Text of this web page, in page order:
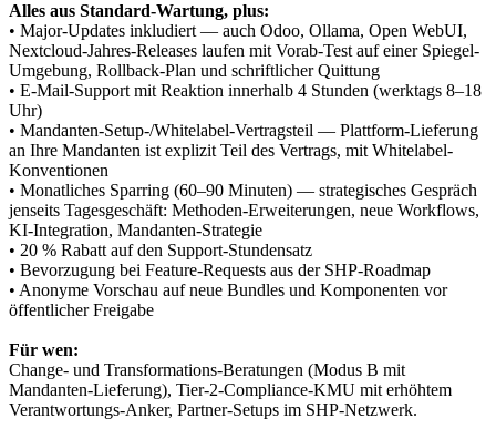
Alles aus Standard-Wartung, plus:
• Major-Updates inkludiert — auch Odoo, Ollama, Open WebUI,
Nextcloud-Jahres-Releases laufen mit Vorab-Test auf einer Spiegel-
Umgebung, Rollback-Plan und schriftlicher Quittung
• E-Mail-Support mit Reaktion innerhalb 4 Stunden (werktags 8–18
Uhr)
• Mandanten-Setup-/Whitelabel-Vertragsteil — Plattform-Lieferung
an Ihre Mandanten ist explizit Teil des Vertrags, mit Whitelabel-
Konventionen
• Monatliches Sparring (60–90 Minuten) — strategisches Gespräch
jenseits Tagesgeschäft: Methoden-Erweiterungen, neue Workflows,
KI-Integration, Mandanten-Strategie
• 20 % Rabatt auf den Support-Stundensatz
• Bevorzugung bei Feature-Requests aus der SHP-Roadmap
• Anonyme Vorschau auf neue Bundles und Komponenten vor
öffentlicher Freigabe
Für wen:
Change- und Transformations-Beratungen (Modus B mit
Mandanten-Lieferung), Tier-2-Compliance-KMU mit erhöhtem
Verantwortungs-Anker, Partner-Setups im SHP-Netzwerk.